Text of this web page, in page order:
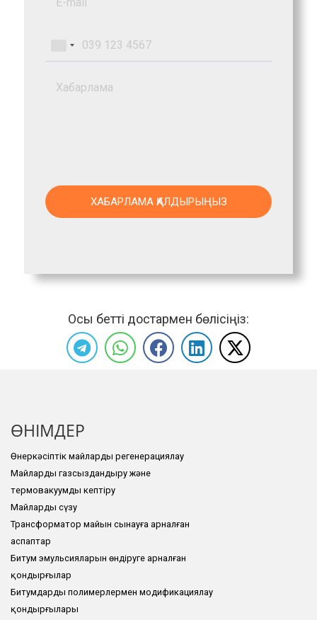
Осы бетті достармен бөлісіңіз:
ӨНІМДЕР
Өнеркәсіптік майларды регенерациялау
Майларды газсыздандыру және
термовакуумды кептіру
Майларды сүзу
Трансформатор майын сынауға арналған
аспаптар
Битум эмульсияларын өндіруге арналған
қондырғылар
Битумдарды полимерлермен модификациялау
қондырғылары